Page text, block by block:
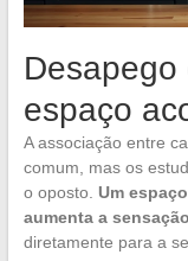
espaço
A associação entre
comum, mas os
o oposto. Um
aumenta a
diretamente para a